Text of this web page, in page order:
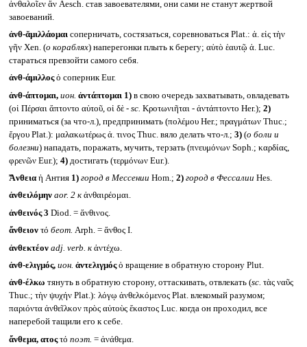
ἀνθαλοῖεν ἄν Aesch. став завоевателями, они сами не станут жертвой
завоеваний.
ἀνθ-ᾰμιλλάομαι соперничать, состязаться, соревноваться Plat.: ἀ. εἰς τὴν
γῆν Xen. (о кораблях) наперегонки плыть к берегу; αὐτὸ ἑαυτῷ ἀ. Luc.
стараться превзойти самого себя.
ἀνθ-άμιλλοςὁ соперник Eur.
ἀνθ-άπτομαι, ион. ἀντάπτομαι 1)в свою очередь захватывать, овладевать
(οἱ Πέρσαι ἅπτοντο αὐτοῦ, οἱ δὲ -sc. Κροτωνιῆται - ἀντάπτοντο Her.); 2)
приниматься (за что-л.), предпринимать (πολέμου Her.; πραγμάτων Thuc.;
ἔργου Plat.): μαλακωτέρως ἀ. τινος Thuc. вяло делать что-л.; 3)(о боли и
болезни) нападать, поражать, мучить, терзать (πνευμόνων Soph.; καρδίας,
φρενῶν Eur.); 4)достигать (τερμόνων Eur.).
Ἄνθεια ἡ Антия 1) город в Мессении Hom.; 2) город в Фессалии Hes.
ἀνθειλόμην aor. 2 кἀνθαιρέομαι.
ἀνθεινός 3 Diod. = ἄνθινος.
ἄνθειον τό беот. Arph. = ἄνθος I.
ἀνθεκτέον adj. verb. кἀντέχω.
ἀνθ-ελιγμός, ион. ἀντελιγμόςὁ вращение в обратную сторону Plut.
ἀνθ-έλκω тянуть в обратную сторону, оттаскивать, отвлекать (sc. τὰς ναῦς
Thuc.; τὴν ψυχήν Plat.): λόγῳ ἀνθελκόμενος Plat. влекомый разумом;
παριόντα ἀνθεῖλκον πρὸς αὐτοὺς ἕκαστος Luc. когда он проходил, все
наперебой тащили его к себе.
ἄνθεμα, ατοςτό поэт. = ἀνάθεμα.